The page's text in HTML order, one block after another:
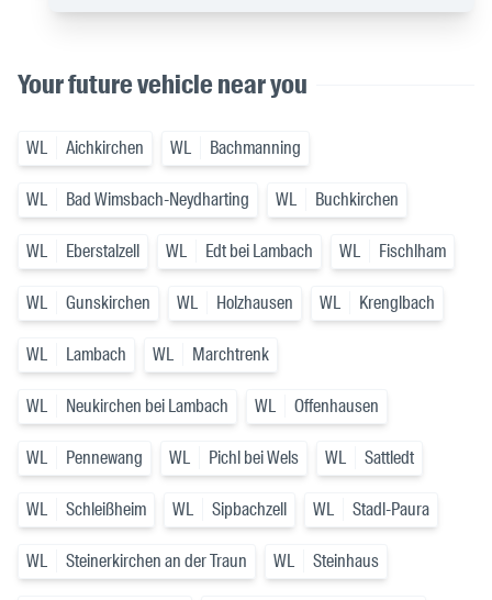
Your future vehicle near you
WL Aichkirchen WL Bachmanning
WL Bad Wimsbach-Neydharting WL Buchkirchen
WL Eberstalzell WL Edt bei Lambach WL Fischlham
WL Gunskirchen WL Holzhausen WL Krenglbach
WL Lambach WL Marchtrenk
WL Neukirchen bei Lambach WL Offenhausen
WL Pennewang WL Pichl bei Wels WL Sattledt
WL Schleißheim WL Sipbachzell WL Stadl-Paura
WL Steinerkirchen an der Traun WL Steinhaus